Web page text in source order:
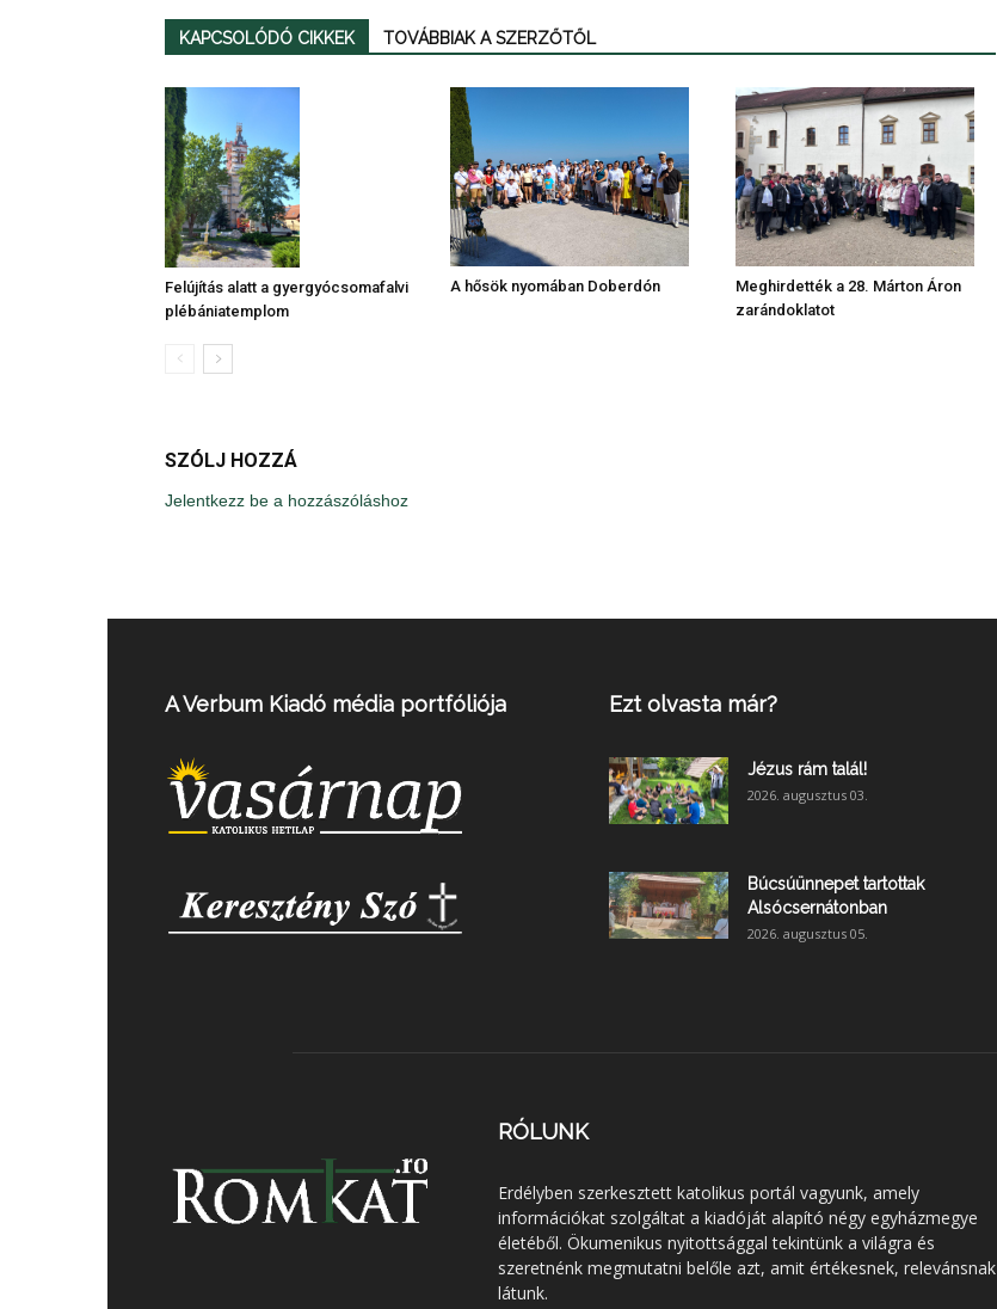
KAPCSOLÓDÓ CIKKEK TOVÁBBIAK A SZERZŐTŐL
Felújítás alatt a gyergyócsomafalvi
plébániatemplom
A hősök nyomában Doberdón
Meghirdették a 28. Márton Áron
zarándoklatot
SZÓLJ HOZZÁ
Jelentkezz be a hozzászóláshoz
A Verbum Kiadó média portfóliója Ezt olvasta már?
Jézus rám talál!
2026. augusztus 03.
Búcsúünnepet tartottak
Alsócsernátonban
2026. augusztus 05.
RÓLUNK
Erdélyben szerkesztett katolikus portál vagyunk, amely
információkat szolgáltat a kiadóját alapító négy egyházmegye
életéből. Ökumenikus nyitottsággal tekintünk a világra és
szeretnénk megmutatni belőle azt, amit értékesnek, relevánsnak
látunk.